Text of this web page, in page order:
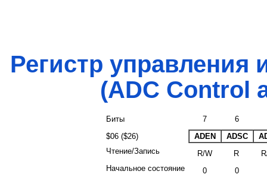
Регистр управления
(ADC Control
Биты 7
6
$06 ($26)
ADEN ADSC
Чтение/Запись
R/W R
Начальное состояние
0 0